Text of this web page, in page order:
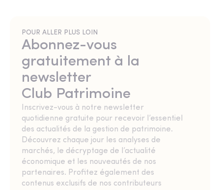
POUR ALLER PLUS LOIN
Abonnez-vous
gratuitement à la
newsletter
Club Patrimoine
Inscrivez-vous à notre newsletter
quotidienne gratuite pour recevoir l’essentiel
des actualités de la gestion de patrimoine.
Découvrez chaque jour les analyses de
marchés, le décryptage de l’actualité
économique et les nouveautés de nos
partenaires. Profitez également des
contenus exclusifs de nos contributeurs